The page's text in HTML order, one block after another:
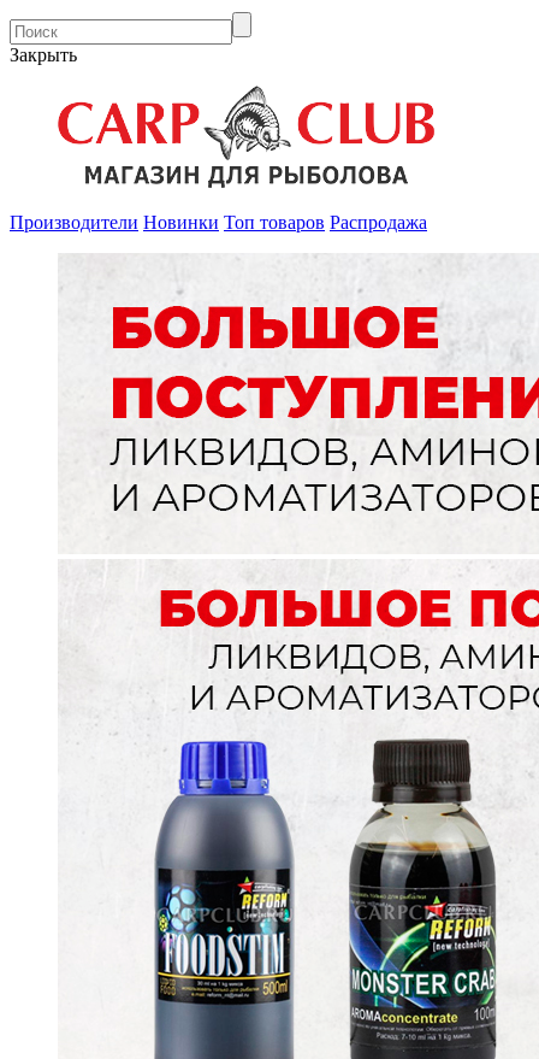
Закрыть
Производители Новинки Топ товаров Распродажа